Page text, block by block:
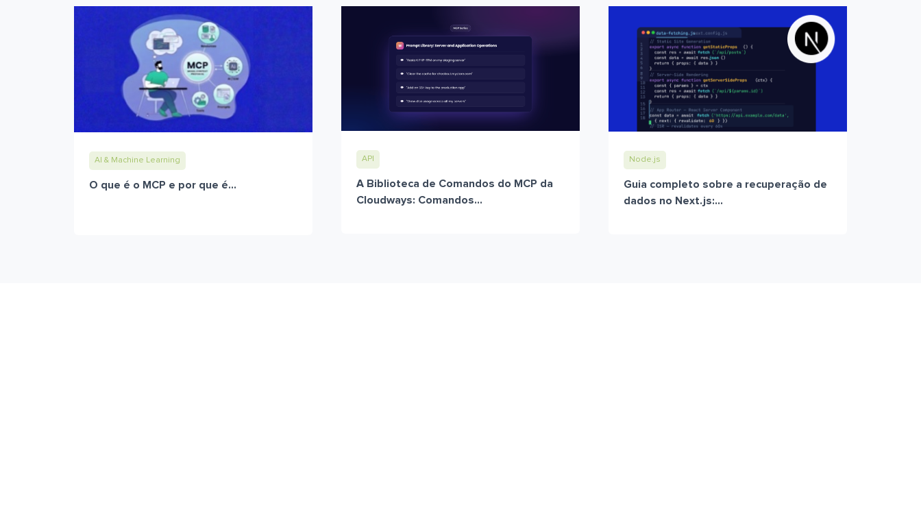
AI & Machine Learning
O que é o MCP e por que é...
API
A Biblioteca de Comandos do MCP da
Cloudways: Comandos...
Node.js
Guia completo sobre a recuperação de
dados no Next.js:...